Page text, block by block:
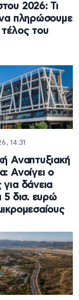
2026: Τι
να πληρώσουμε
του
14:31
Αναπτυξιακή
Ανοίγει ο
δάνεια
5 δισ. ευρώ